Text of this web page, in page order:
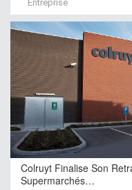
Entreprise
Colruyt Finalise Son
Supermarchés…